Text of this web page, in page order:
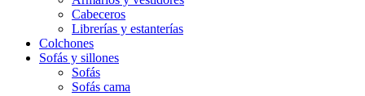
Cabeceros
Librerías y estanterías
Colchones
Sofás y sillones
Sofás
Sofás cama